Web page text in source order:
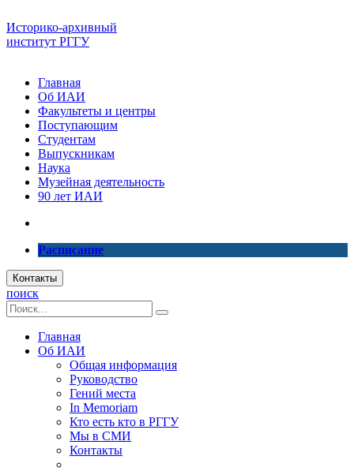
Историко-архивный
институт РГГУ
Главная
Об ИАИ
Факультеты и центры
Поступающим
Студентам
Выпускникам
Наука
Музейная деятельность
90 лет ИАИ
Расписание
Контакты
поиск
Главная
Об ИАИ
Общая информация
Руководство
Гений места
In Memoriam
Кто есть кто в РГГУ
Мы в СМИ
Контакты